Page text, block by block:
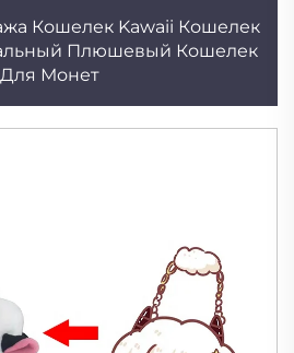
Кошелек Kawaii Кошелек
Плюшевый Кошелек
Для Монет